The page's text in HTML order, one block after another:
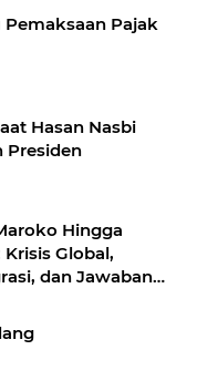
Pajak
Hasan Nasbi
Presiden
Hingga
Global,
dan Jawaban